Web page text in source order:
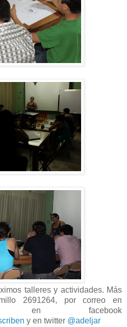
talleres y actividades. Más
2691264, por correo en
en facebook
y en twitter @adeljar